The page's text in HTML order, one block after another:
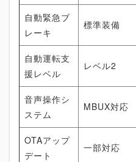
自動緊急ブ
レーキ
標準装備
自動運転支
援レベル
レベル2
音声操作シ
ステム
MBUX対応
OTAアップ
デート
一部対応